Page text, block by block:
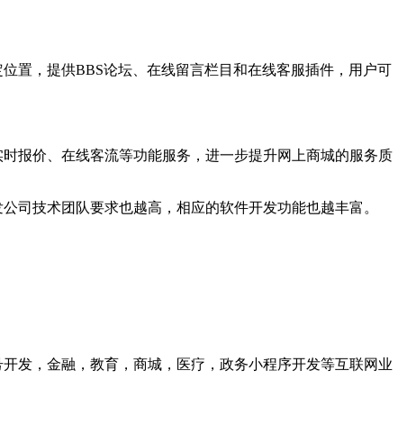
置，提供BBS论坛、在线留言栏目和在线客服插件，用户可
报价、在线客流等功能服务，进一步提升网上商城的服务质
技术团队要求也越高，相应的软件开发功能也越丰富。
发，金融，教育，商城，医疗，政务小程序开发等互联网业